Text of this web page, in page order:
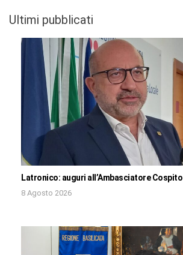
Ultimi pubblicati
Latronico: auguri all’Ambasciatore Cospito
8 Agosto 2026